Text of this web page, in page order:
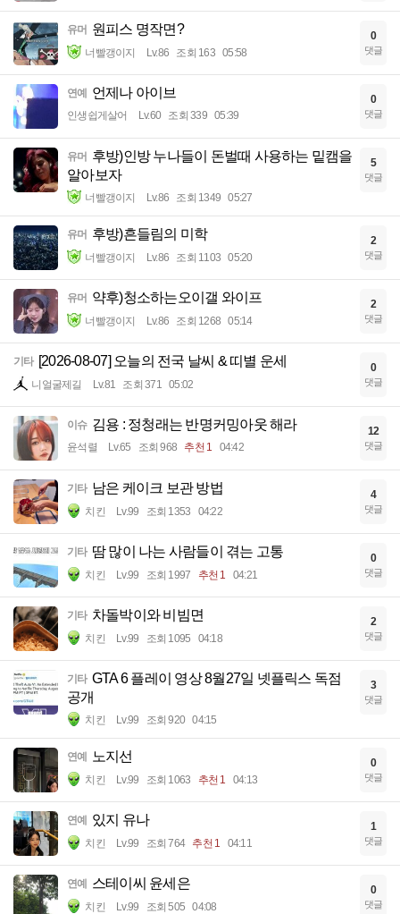
유머 원피스 명작면?
너빨갱이지 Lv.86 조회 163 05:58
0
댓글
연예 언제나 아이브
인생쉽게살어 Lv.60 조회 339 05:39
0
댓글
유머 후방)인방 누나들이 돈벌때 사용하는 밑캠을
알아보자
너빨갱이지 Lv.86 조회 1349 05:27
5
댓글
유머 후방)흔들림의 미학
너빨갱이지 Lv.86 조회 1103 05:20
2
댓글
유머 약후)청소하는오이갤 와이프
너빨갱이지 Lv.86 조회 1268 05:14
2
댓글
기타 [2026-08-07] 오늘의 전국 날씨 & 띠별 운세
니얼굴제길 Lv.81 조회 371 05:02
0
댓글
이슈 김용 : 정청래는 반명커밍아웃 해라
윤석렬 Lv.65 조회 968 추천 1 04:42
12
댓글
기타 남은 케이크 보관 방법
치킨 Lv.99 조회 1353 04:22
4
댓글
기타 땀 많이 나는 사람들이 겪는 고통
치킨 Lv.99 조회 1997 추천 1 04:21
0
댓글
기타 차돌박이와 비빔면
치킨 Lv.99 조회 1095 04:18
2
댓글
기타 GTA 6 플레이 영상 8월27일 넷플릭스 독점
공개
치킨 Lv.99 조회 920 04:15
3
댓글
연예 노지선
치킨 Lv.99 조회 1063 추천 1 04:13
0
댓글
연예 있지 유나
치킨 Lv.99 조회 764 추천 1 04:11
1
댓글
연예 스테이씨 윤세은
치킨 Lv.99 조회 505 04:08
0
댓글